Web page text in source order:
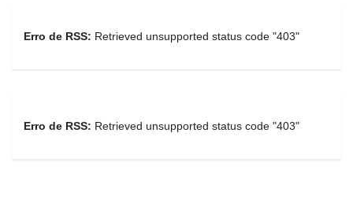
Erro de RSS: Retrieved unsupported status code "403"
Erro de RSS: Retrieved unsupported status code "403"